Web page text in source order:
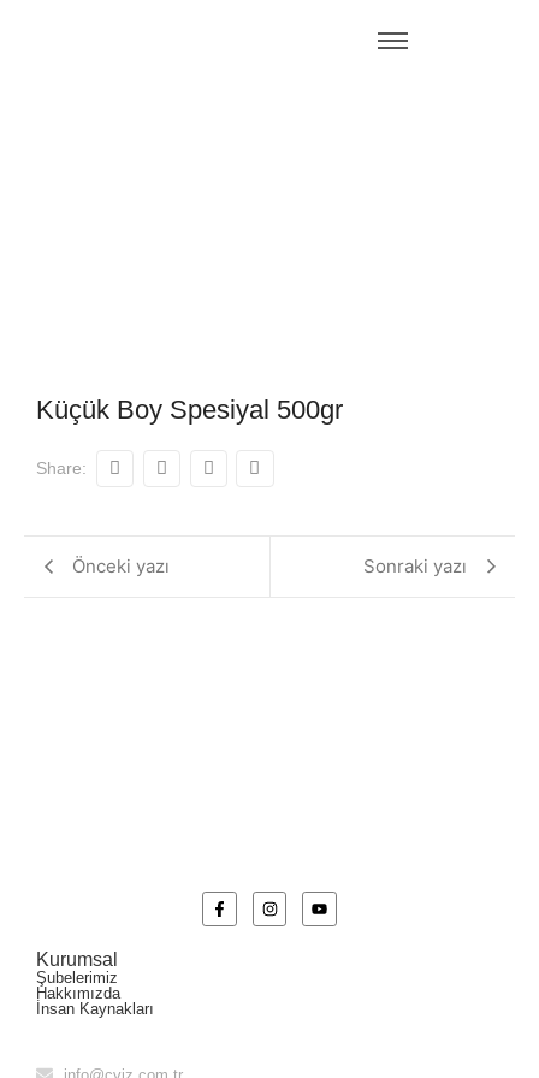
Küçük Boy Spesiyal 500gr
Share:
Önceki yazı Sonraki yazı
Kurumsal
Şubelerimiz
Hakkımızda
İnsan Kaynakları